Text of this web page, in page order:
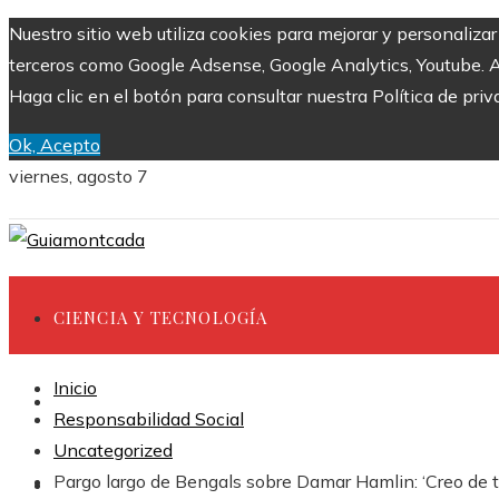
Nuestro sitio web utiliza cookies para mejorar y
terceros como Google Adsense, Google Analytics,
Haga clic en el botón para consultar nuestra Política de
Ok, Acepto
viernes, agosto 7
CIENCIA Y TECNOLOGÍA
INVERSIONES Y NEGOCIOS
CULTURA Y OCIO
Inicio
Responsabilidad Social
Uncategorized
Pargo largo de Bengals sobre Damar Hamlin: ‘Creo